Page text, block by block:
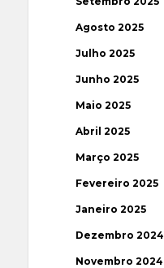
Agosto 2025
Julho 2025
Junho 2025
Maio 2025
Abril 2025
Março 2025
Fevereiro 2025
Janeiro 2025
Dezembro 2024
Novembro 2024